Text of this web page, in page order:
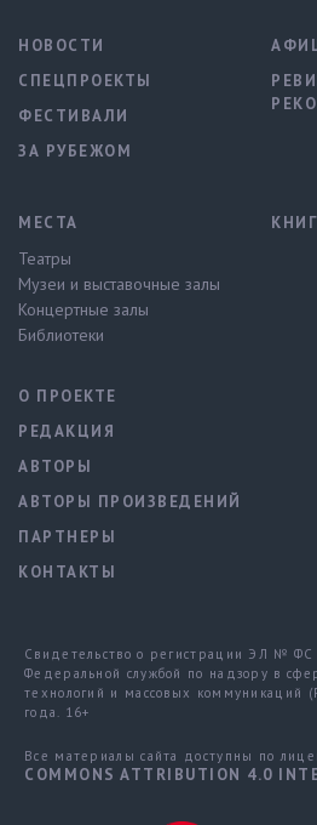
НОВОСТИ
СПЕЦПРОЕКТЫ
ФЕСТИВАЛИ
ЗА РУБЕЖОМ
МЕСТА
Театры
Музеи и выставочные залы
Концертные залы
Библиотеки
О ПРОЕКТЕ
РЕДАКЦИЯ
АВТОРЫ
АВТОРЫ ПРОИЗВЕДЕНИЙ
ПАРТНЕРЫ
КОНТАКТЫ
Свидетельство о регистрации ЭЛ №
Федеральной службой по надзору в
технологий и массовых коммуникаций
года. 16+
Все материалы сайта доступны по
COMMONS ATTRIBUTION 4.0